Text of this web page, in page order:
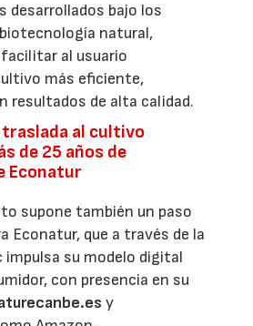
desarrollados bajo los
natural,
al usuario
más eficiente,
resultados de alta calidad.
traslada al cultivo
de 25 años de
Econatur
supone también un paso
Econatur, que a través de la
su modelo digital
con presencia en su
y